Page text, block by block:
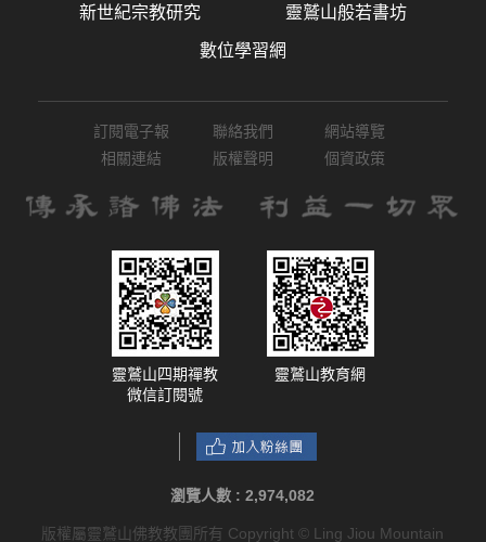
新世紀宗教研究 靈鷲山般若書坊
數位學習網
訂閱電子報 聯絡我們
網站導覽
相關連結
版權聲明 個資政策
靈鷲山四期禪教
微信訂閱號
靈鷲山教育網
瀏覽人數 :2,974,082
版權屬靈鷲山佛教教團所有 Copyright © Ling Jiou Mountain